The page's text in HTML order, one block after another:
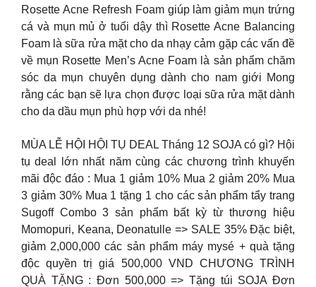
Rosette Acne Refresh Foam giúp làm giảm mụn trứng
cá và mụn mủ ở tuổi dậy thì Rosette Acne Balancing
Foam là sữa rửa mặt cho da nhạy cảm gặp các vấn đề
về mụn Rosette Men’s Acne Foam là sản phẩm chăm
sóc da mụn chuyên dụng dành cho nam giới Mong
rằng các bạn sẽ lựa chọn được loại sữa rửa mặt dành
cho da dầu mụn phù hợp với da nhé!
MÙA LỄ HỘI HỘI TỤ DEAL Tháng 12 SOJA có gì? Hội
tụ deal lớn nhất năm cùng các chương trình khuyến
mãi độc đáo : Mua 1 giảm 10% Mua 2 giảm 20% Mua
3 giảm 30% Mua 1 tặng 1 cho các sản phẩm tẩy trang
Sugoff Combo 3 sản phẩm bất kỳ từ thương hiệu
Momopuri, Keana, Deonatulle => SALE 35% Đặc biệt,
giảm 2,000,000 các sản phẩm máy mysé + quà tặng
độc quyền trị giá 500,000 VND CHƯƠNG TRÌNH
QUÀ TẶNG : Đơn 500,000 => Tặng túi SOJA Đơn